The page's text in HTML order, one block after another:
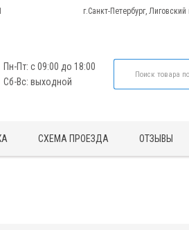
г.Санкт-Петербург,
Пн-Пт: с 09:00 до 18:00
Сб-Вс: выходной
СХЕМА ПРОЕЗДА ОТЗЫВЫ